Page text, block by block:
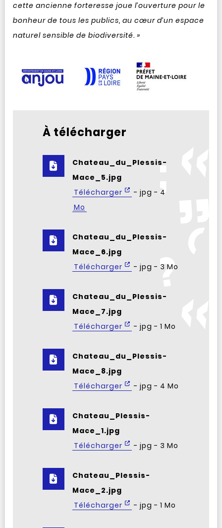
cette ancienne forteresse joue l’ouverture pour le
bonheur de tous les publics, au cœur d’un espace
naturel sensible de biodiversité. »
À télécharger
Chateau_du_Plessis-
Mace_5.jpg
Télécharger
- jpg - 4
Mo
Chateau_du_Plessis-
Mace_6.jpg
Télécharger
- jpg - 3 Mo
Chateau_du_Plessis-
Mace_7.jpg
Télécharger
- jpg - 1 Mo
Chateau_du_Plessis-
Mace_8.jpg
Télécharger
- jpg - 4 Mo
Chateau_Plessis-
Mace_1.jpg
Télécharger
- jpg - 3 Mo
Chateau_Plessis-
Mace_2.jpg
Télécharger
- jpg - 1 Mo